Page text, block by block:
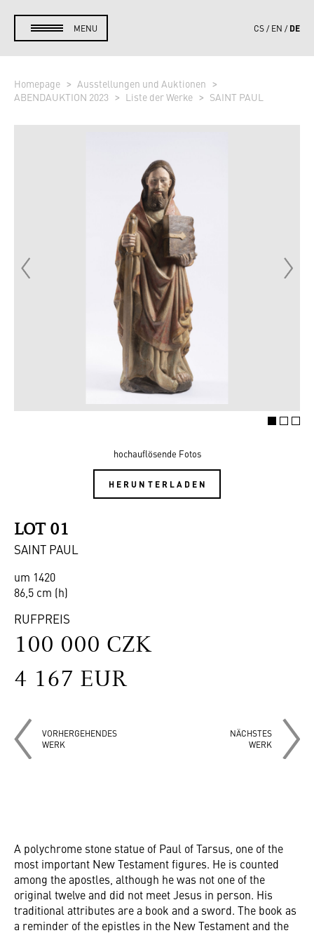
MENU CS EN DE
Homepage
Ausstellungen und Auktionen
ABENDAUKTION 2023
Liste der Werke SAINT PAUL
hochauflösende Fotos
HERUNTERLADEN
LOT 01
SAINT PAUL
um 1420
86,5 cm (h)
RUFPREIS
100 000 CZK
4 167 EUR
VORHERGEHENDES
WERK
NÄCHSTES
WERK
A polychrome stone statue of Paul of Tarsus, one of the
most important New Testament figures. He is counted
among the apostles, although he was not one of the
original twelve and did not meet Jesus in person. His
traditional attributes are a book and a sword. The book as
a reminder of the epistles in the New Testament and the